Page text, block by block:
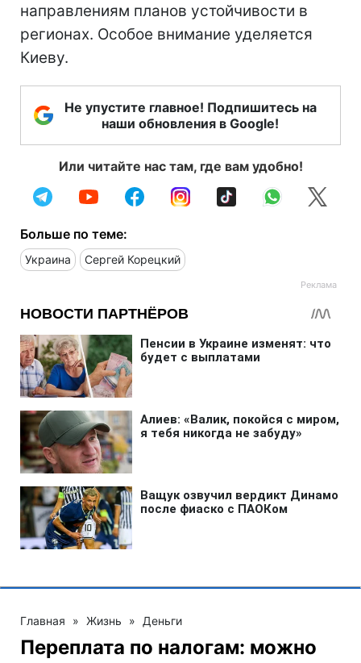
направлениям планов устойчивости в
регионах. Особое внимание уделяется
Киеву.
Не упустите главное! Подпишитесь на
наши обновления в Google!
Или читайте нас там, где вам удобно!
Больше по теме:
Украина Сергей Корецкий
Главная » Жизнь » Деньги
Переплата по налогам: можно